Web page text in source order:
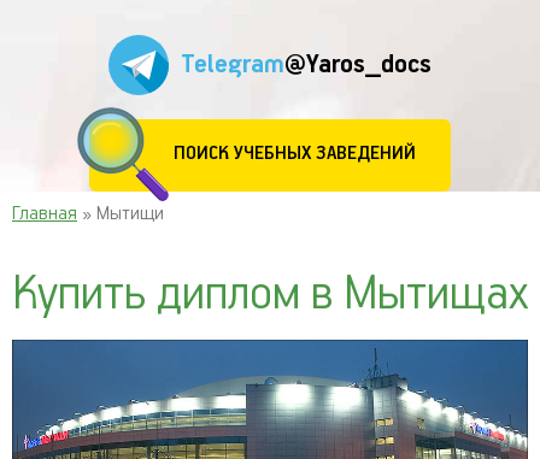
Telegram@Yaros_docs
ПОИСК УЧЕБНЫХ ЗАВЕДЕНИЙ
Главная » Мытищи
Купить диплом в Мытищах